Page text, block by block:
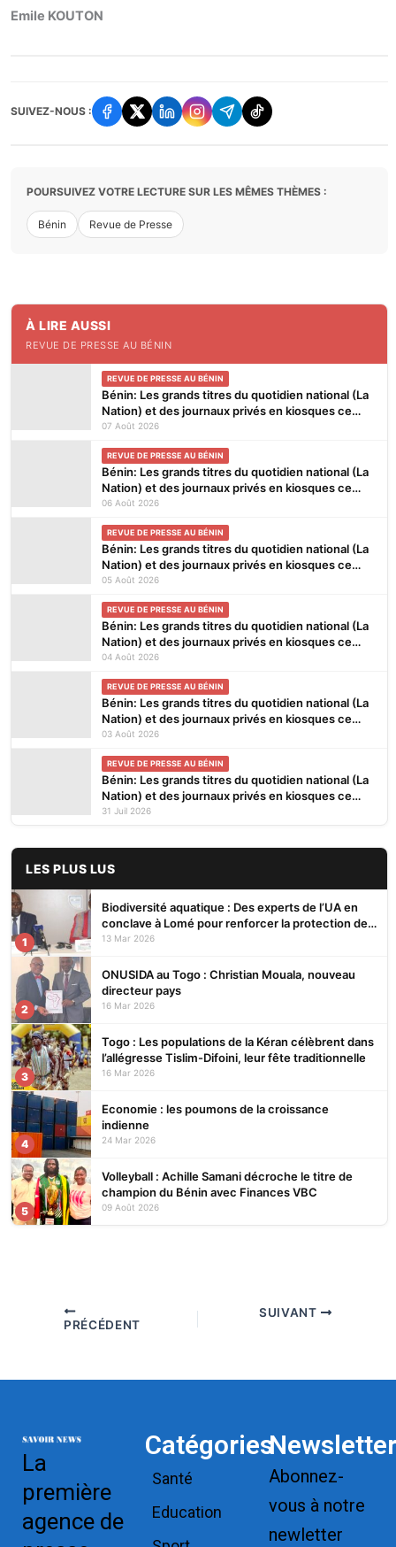
Emile KOUTON
SUIVEZ-NOUS :
POURSUIVEZ VOTRE LECTURE SUR LES MÊMES THÈMES :
Bénin Revue de Presse
À LIRE AUSSI
REVUE DE PRESSE AU BÉNIN
REVUE DE PRESSE AU BÉNIN
Bénin: Les grands titres du quotidien national (La
Nation) et des journaux privés en kiosques ce
vendredi 7 Août 2026
07 Août 2026
REVUE DE PRESSE AU BÉNIN
Bénin: Les grands titres du quotidien national (La
Nation) et des journaux privés en kiosques ce
jeudi 6 Août 2026
06 Août 2026
REVUE DE PRESSE AU BÉNIN
Bénin: Les grands titres du quotidien national (La
Nation) et des journaux privés en kiosques ce
mercredi 5 Août 2026
05 Août 2026
REVUE DE PRESSE AU BÉNIN
Bénin: Les grands titres du quotidien national (La
Nation) et des journaux privés en kiosques ce
mardi 4 Août 2026
04 Août 2026
REVUE DE PRESSE AU BÉNIN
Bénin: Les grands titres du quotidien national (La
Nation) et des journaux privés en kiosques ce
lundi 3 Août 2026
03 Août 2026
REVUE DE PRESSE AU BÉNIN
Bénin: Les grands titres du quotidien national (La
Nation) et des journaux privés en kiosques ce
vendredi 31 Juillet 2026
31 Juil 2026
LES PLUS LUS
1
Biodiversité aquatique : Des experts de l’UA en
conclave à Lomé pour renforcer la protection des
écosystèmes
13 Mar 2026
2
ONUSIDA au Togo : Christian Mouala, nouveau
directeur pays
16 Mar 2026
3
Togo : Les populations de la Kéran célèbrent dans
l’allégresse Tislim-Difoini, leur fête traditionnelle
16 Mar 2026
4
Economie : les poumons de la croissance
indienne
24 Mar 2026
5
Volleyball : Achille Samani décroche le titre de
champion du Bénin avec Finances VBC
09 Août 2026
PRÉCÉDENT
SUIVANT
La
première
agence de
Catégories
Santé
Education
Newsletter
Abonnez-
vous à notre
newletter